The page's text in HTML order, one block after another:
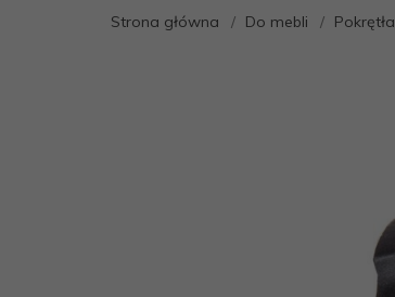
Strona główna Do mebli Pokrętła